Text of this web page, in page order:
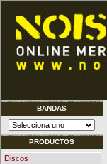
BANDAS
PRODUCTOS
Discos